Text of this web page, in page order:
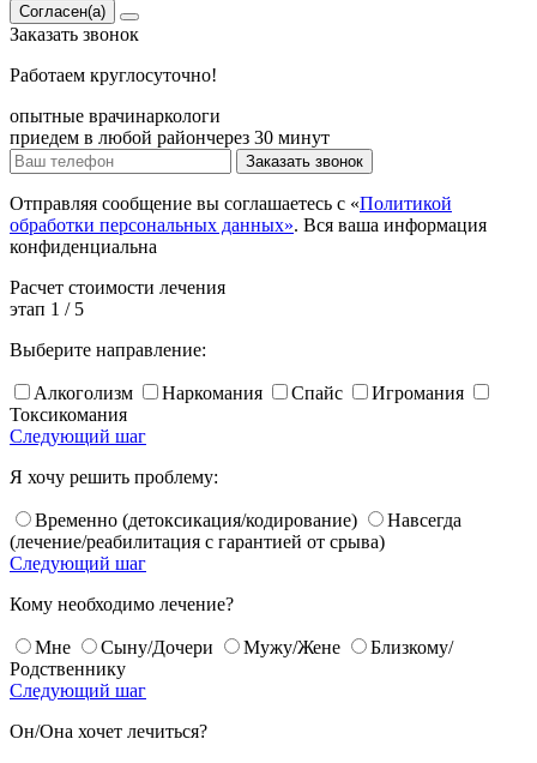
Согласен(а)
Заказать звонок
Работаем круглосуточно!
опытные врачинаркологи
приедем в любой райончерез 30 минут
Заказать звонок
Отправляя сообщение вы соглашаетесь с «Политикой
обработки персональных данных». Вся ваша информация
конфиденциальна
Расчет стоимости лечения
этап 1 / 5
Выберите направление:
Алкоголизм Наркомания Спайс
Игромания
Токсикомания
Следующий шаг
Я хочу решить проблему:
Временно (детоксикация/кодирование)
Навсегда
(лечение/реабилитация с гарантией от срыва)
Следующий шаг
Кому необходимо лечение?
Мне Сыну/Дочери Мужу/Жене
Близкому/
Родственнику
Следующий шаг
Он/Она хочет лечиться?